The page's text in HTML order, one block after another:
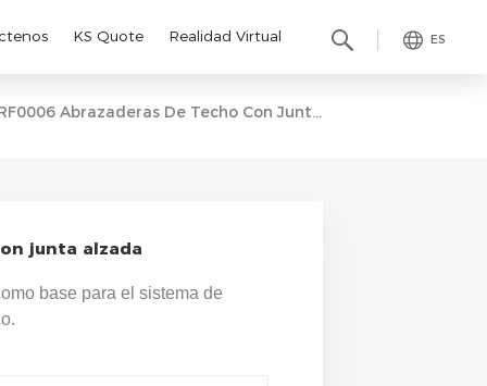
ES
KS Quote Realidad Virtual
RF0006 Abrazaderas De Techo Con Junta Alzada
junta alzada
base para el sistema de